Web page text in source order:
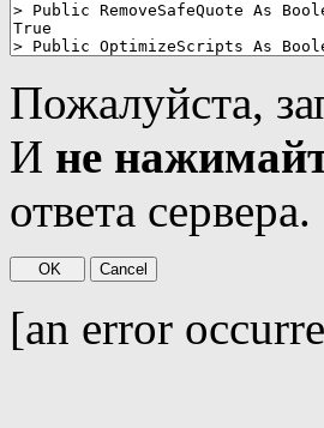
Пожалуйста,
И не
ответа сервера.
[an error